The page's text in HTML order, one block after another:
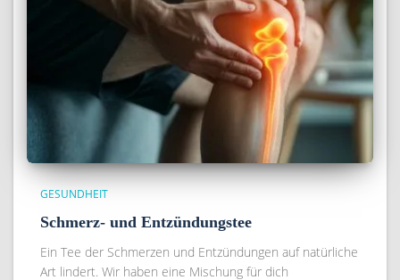
GESUNDHEIT
Schmerz- und Entzündungstee
Ein Tee der Schmerzen und Entzündungen auf natürliche
Art lindert. Wir haben eine Mischung für dich